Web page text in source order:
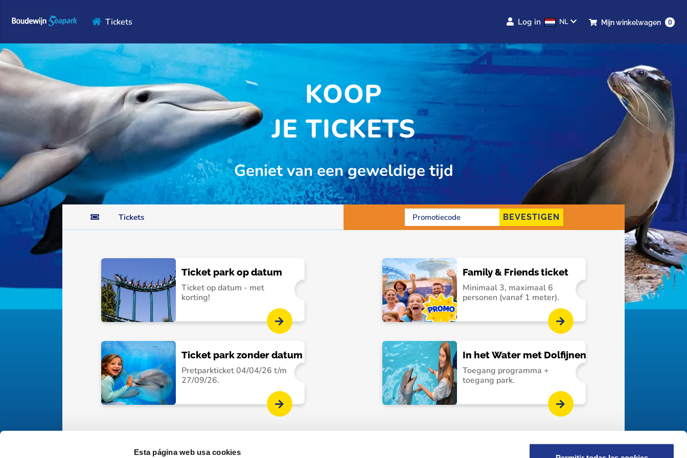
Esta página web usa cookies
Tickets Log in NL Mijn winkelwagen 0
KOOP
JE TICKETS
Geniet van een geweldige tijd
Tickets
Ticket park op datum
Ticket op datum - met
korting!
Family & Friends ticket
Minimaal 3, maximaal 6
personen (vanaf 1 meter).
Ticket park zonder datum
Pretparkticket 04/04/26 t/m
27/09/26.
In het Water met Dolfijnen
Toegang programma +
toegang park.